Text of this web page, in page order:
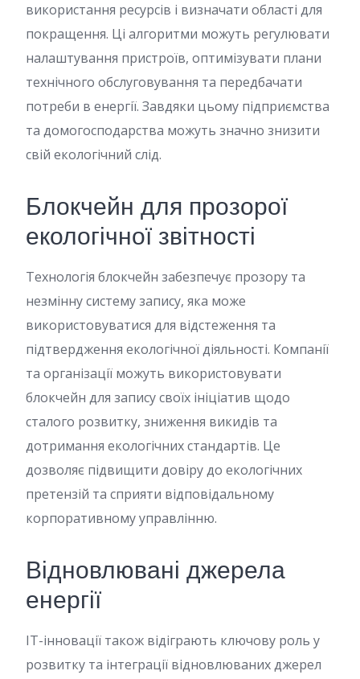
використання ресурсів і визначати області для
покращення. Ці алгоритми можуть регулювати
налаштування пристроїв, оптимізувати плани
технічного обслуговування та передбачати
потреби в енергії. Завдяки цьому підприємства
та домогосподарства можуть значно знизити
свій екологічний слід.
Блокчейн для прозорої
екологічної звітності
Технологія блокчейн забезпечує прозору та
незмінну систему запису, яка може
використовуватися для відстеження та
підтвердження екологічної діяльності. Компанії
та організації можуть використовувати
блокчейн для запису своїх ініціатив щодо
сталого розвитку, зниження викидів та
дотримання екологічних стандартів. Це
дозволяє підвищити довіру до екологічних
претензій та сприяти відповідальному
корпоративному управлінню.
Відновлювані джерела
енергії
IT-інновації також відіграють ключову роль у
розвитку та інтеграції відновлюваних джерел